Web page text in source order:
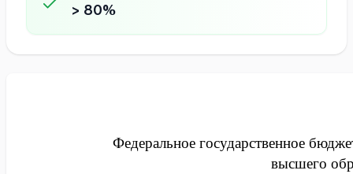
> 80%
Федеральное государственное
высшего